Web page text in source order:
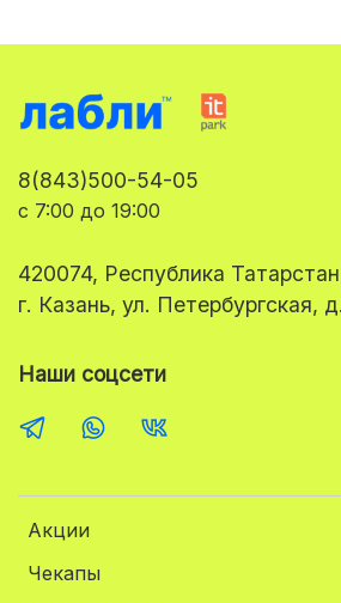
Акции
Чекапы
8(843)500-54-05
с 7:00 до 19:00
420074, Республика
г. Казань, ул. Петербургская,
Наши соцсети